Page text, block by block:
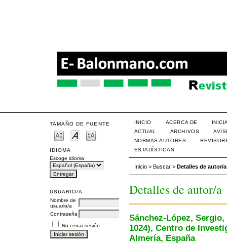
TAMAÑO DE FUENTE
IDIOMA
Escoge idioma
USUARIO/A
Nombre de
usuario/a
Contraseña
No cerrar sesión
INICIO ACERCA DE
ACTUAL
ARCHIVOS
NORMAS AUTORES
ESTADÍSTICAS
Inicio> Buscar> Detalles de autor/a
Detalles de autor/a
Sánchez-López, Sergio,
1024), Centro de
Almería, España